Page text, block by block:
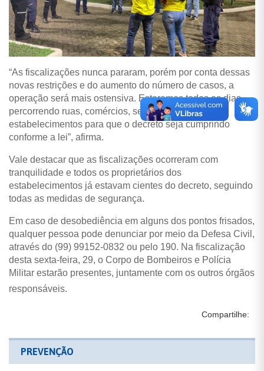
“As fiscalizações nunca pararam, porém por conta dessas
novas restrições e do aumento do número de casos, a
operação será mais ostensiva. Estaremos todos os dias
percorrendo ruas, comércios, serviços, entre outros
estabelecimentos para que o decreto seja cumprindo
conforme a lei”, afirma.
Vale destacar que as fiscalizações ocorreram com
tranquilidade e todos os proprietários dos
estabelecimentos já estavam cientes do decreto, seguindo
todas as medidas de segurança.
Em caso de desobediência em alguns dos pontos frisados,
qualquer pessoa pode denunciar por meio da Defesa Civil,
através do (99) 99152-0832 ou pelo 190. Na fiscalização
desta sexta-feira, 29, o Corpo de Bombeiros e Polícia
Militar estarão presentes, juntamente com os outros órgãos
responsáveis.
Compartilhe:
PREVENÇÃO